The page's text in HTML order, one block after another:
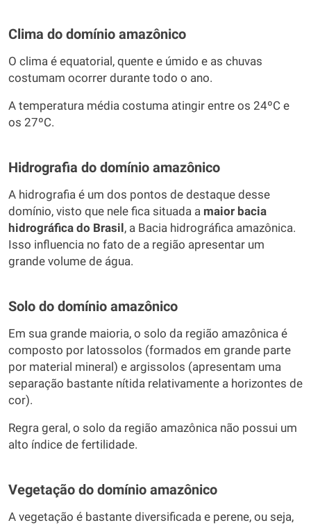
Clima do domínio amazônico
O clima é equatorial, quente e úmido e as chuvas
costumam ocorrer durante todo o ano.
A temperatura média costuma atingir entre os 24ºC e
os 27ºC.
Hidrografia do domínio amazônico
A hidrografia é um dos pontos de destaque desse
domínio, visto que nele fica situada a maior bacia
hidrográfica do Brasil, a Bacia hidrográfica amazônica.
Isso influencia no fato de a região apresentar um
grande volume de água.
Solo do domínio amazônico
Em sua grande maioria, o solo da região amazônica é
composto por latossolos (formados em grande parte
por material mineral) e argissolos (apresentam uma
separação bastante nítida relativamente a horizontes de
cor).
Regra geral, o solo da região amazônica não possui um
alto índice de fertilidade.
Vegetação do domínio amazônico
A vegetação é bastante diversificada e perene, ou seja,